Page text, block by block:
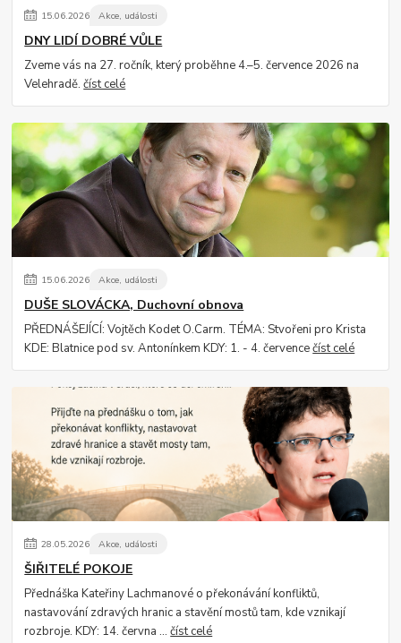
15.06.2026 Akce, události
DNY LIDÍ DOBRÉ VŮLE
Zveme vás na 27. ročník, který proběhne 4.–5. července 2026 na
Velehradě.číst celé
15.06.2026 Akce, události
DUŠE SLOVÁCKA, Duchovní obnova
PŘEDNÁŠEJÍCÍ: Vojtěch Kodet O.Carm. TÉMA: Stvořeni pro Krista
KDE: Blatnice pod sv. Antonínkem KDY: 1. - 4. červencečíst celé
28.05.2026 Akce, události
ŠIŘITELÉ POKOJE
Přednáška Kateřiny Lachmanové o překonávání konfliktů,
nastavování zdravých hranic a stavění mostů tam, kde vznikají
rozbroje. KDY: 14. června ...číst celé